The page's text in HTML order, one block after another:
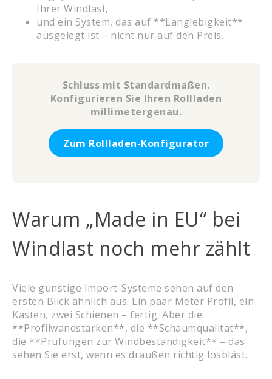
Ihrer Windlast,
und ein System, das auf **Langlebigkeit**
ausgelegt ist – nicht nur auf den Preis.
Schluss mit Standardmaßen.
Konfigurieren Sie Ihren Rollladen
millimetergenau.
Zum Rollladen-Konfigurator
Warum „Made in EU“ bei
Windlast noch mehr zählt
Viele günstige Import-Systeme sehen auf den
ersten Blick ähnlich aus. Ein paar Meter Profil, ein
Kasten, zwei Schienen – fertig. Aber die
**Profilwandstärken**, die **Schaumqualität**,
die **Prüfungen zur Windbeständigkeit** – das
sehen Sie erst, wenn es draußen richtig losbläst.